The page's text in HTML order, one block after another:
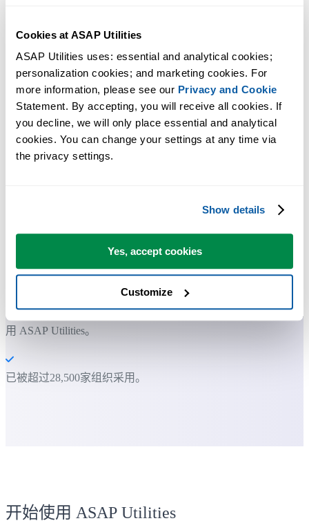
Cookies at ASAP Utilities
ASAP Utilities uses: essential and analytical cookies;
personalization cookies; and marketing cookies. For
more information, please see our Privacy and Cookie
Statement. By accepting, you will receive all cookies. If
you decline, we will only place essential and analytical
cookies. You can change your settings at any time via
the privacy settings.
Show details
Yes, accept cookies
Customize
许多 Excel 用户希望 Excel 内置的实用工具
您可以立即开始使用，无需培训。
大多数用户都会先从几个工具开始。 很多用户后来都会每天使
用 ASAP Utilities。
已被超过28,500家组织采用。
开始使用 ASAP Utilities